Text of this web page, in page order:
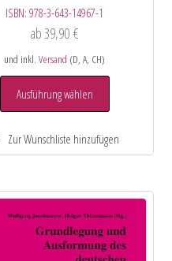
ISBN:978-3-643-14967-1
ab39,90€
und inkl.Versand (D, A, CH)
Ausführung wählen